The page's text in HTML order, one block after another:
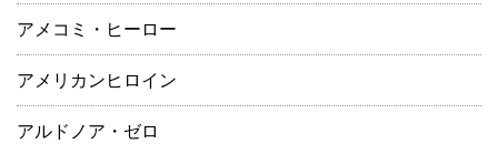
アメコミ・ヒーロー
アメリカンヒロイン
アルドノア・ゼロ